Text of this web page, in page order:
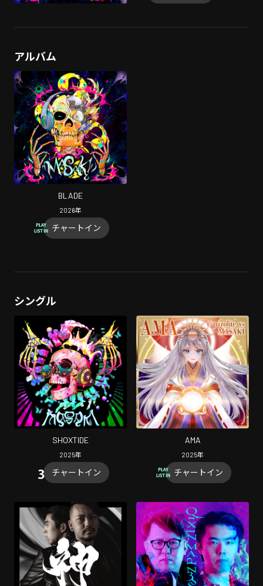
アルバム
BLADE
2026年
チャートイン
シングル
SHOXTIDE
2025年
チャートイン
AMA
2025年
チャートイン